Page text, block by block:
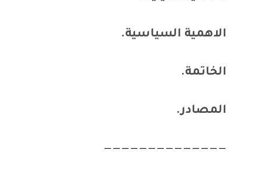
الاهمية السياسية.
الخاتمة.
المصادر.
——————————————